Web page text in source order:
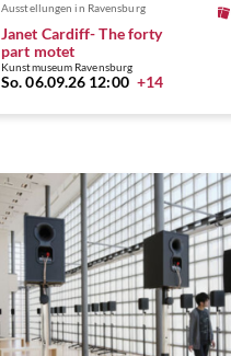
Ausstellungenin Ravensburg
Janet Cardiff- The forty
part motet
Kunstmuseum Ravensburg
So. 06.09.26 12:00 +14